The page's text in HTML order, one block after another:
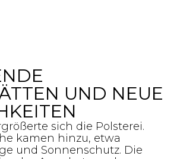
UND NEUE
sich die Polsterei.
kamen hinzu, etwa
und Sonnenschutz. Die